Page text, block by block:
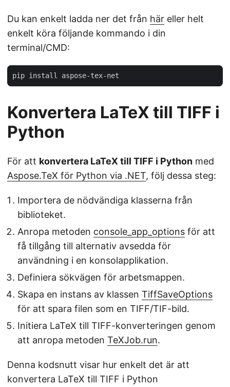
Du kan enkelt ladda ner det från här eller helt
enkelt köra följande kommando i din
terminal/CMD:
Konvertera LaTeX till TIFF i
Python
För att konvertera LaTeX till TIFF i Python med
Aspose.TeX för Python via .NET, följ dessa steg:
Importera de nödvändiga klasserna från
biblioteket.
Anropa metoden console_app_options för att
få tillgång till alternativ avsedda för
användning i en konsolapplikation.
Definiera sökvägen för arbetsmappen.
Skapa en instans av klassen TiffSaveOptions
för att spara filen som en TIFF/TIF-bild.
Initiera LaTeX till TIFF-konverteringen genom
att anropa metoden TeXJob.run.
Denna kodsnutt visar hur enkelt det är att
konvertera LaTeX till TIFF i Python